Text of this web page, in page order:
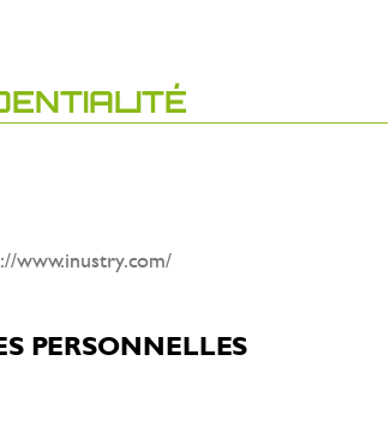
www.inustry.com/
PERSONNELLES